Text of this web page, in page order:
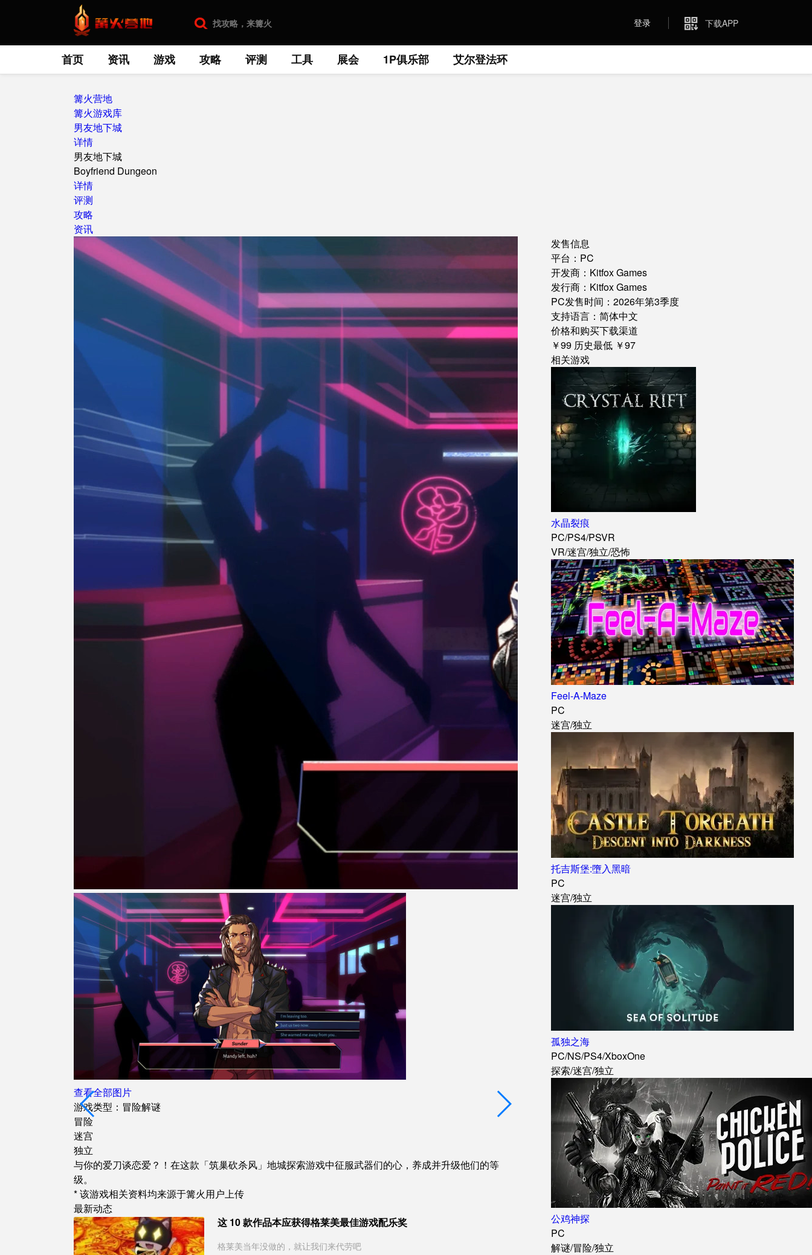
登录 下载APP
首页 资讯 游戏 攻略 评测 工具 展会 1P俱乐部 艾尔登法环
篝火营地
篝火游戏库
男友地下城
详情
男友地下城
Boyfriend Dungeon
详情
评测
攻略
资讯
查看全部图片
游戏类型：冒险解谜
冒险
迷宫
独立
与你的爱刀谈恋爱？！在这款「筑巢砍杀风」地城探索游戏中征服武器们的心，养成并升级他们的等
级。
* 该游戏相关资料均来源于篝火用户上传
最新动态
这 10 款作品本应获得格莱美最佳游戏配乐奖
格莱美当年没做的，就让我们来代劳吧
发售信息
平台：PC
开发商：Kitfox Games
发行商：Kitfox Games
PC发售时间：2026年第3季度
支持语言：简体中文
价格和购买下载渠道
￥99 历史最低 ￥97
相关游戏
水晶裂痕
PC/PS4/PSVR
VR/迷宫/独立/恐怖
Feel-A-Maze
PC
迷宫/独立
托吉斯堡:墮入黑暗
PC
迷宫/独立
孤独之海
PC/NS/PS4/XboxOne
探索/迷宫/独立
公鸡神探
PC
解谜/冒险/独立